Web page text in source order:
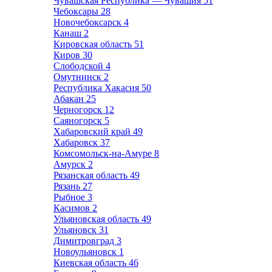
Чебоксары 28
Новочебоксарск 4
Канаш 2
Кировская область 51
Киров 30
Слободской 4
Омутнинск 2
Республика Хакасия 50
Абакан 25
Черногорск 12
Саяногорск 5
Хабаровский край 49
Хабаровск 37
Комсомольск-на-Амуре 8
Амурск 2
Рязанская область 49
Рязань 27
Рыбное 3
Касимов 2
Ульяновская область 49
Ульяновск 31
Димитровград 3
Новоульяновск 1
Киевская область 46